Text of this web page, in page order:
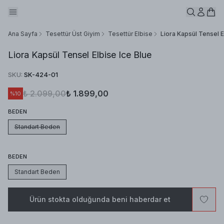
Ana Sayfa Tesettür Üst Giyim Tesettür Elbise Liora Kapsül Tensel
Liora Kapsül Tensel Elbise Ice Blue
SKU: SK-424-01
%10 ₺ 2.099,00₺ 1.899,00
BEDEN
Standart Beden
BEDEN
Standart Beden
Ürün stokta olduğunda beni haberdar et